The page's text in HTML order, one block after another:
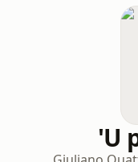
'U